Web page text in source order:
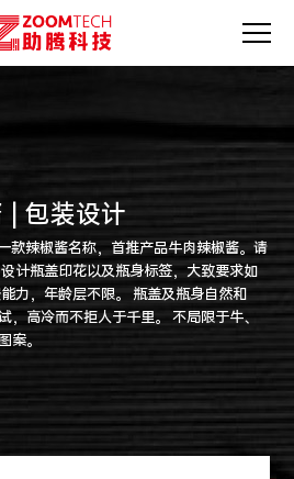
| 包装设计
款辣椒酱名称，首推产品牛肉辣椒酱。请
计瓶盖印花以及瓶身标签，大致要求如
力，年龄层不限。 瓶盖及瓶身自然和
，高冷而不拒人于千里。 不局限于牛、
案。